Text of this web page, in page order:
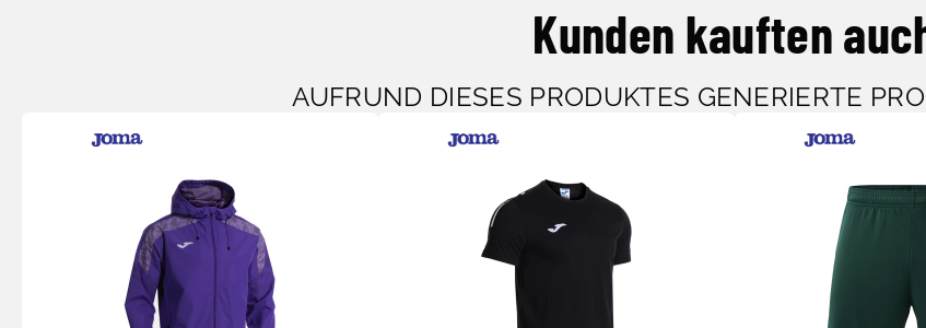
Kunden kauften
AUFRUND DIESES PRODUKTES GENERIERTE